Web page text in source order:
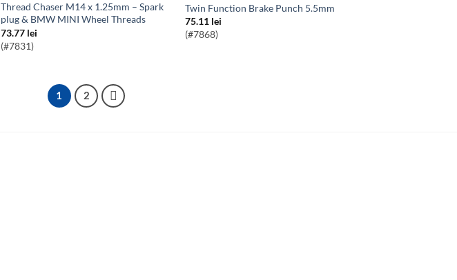
Thread Chaser M14 x 1.25mm – Spark
plug & BMW MINI Wheel Threads
73.77 lei
(#7831)
Twin Function Brake Punch 5.5mm
75.11 lei
(#7868)
1 2